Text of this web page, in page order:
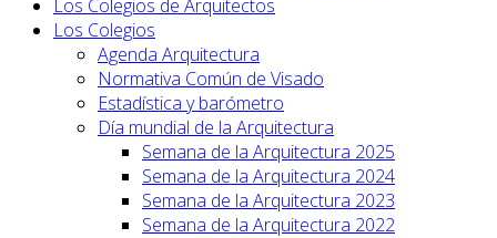
Los Colegios de Arquitectos
Los Colegios
Agenda Arquitectura
Normativa Común de Visado
Estadística y barómetro
Día mundial de la Arquitectura
Semana de la Arquitectura 2025
Semana de la Arquitectura 2024
Semana de la Arquitectura 2023
Semana de la Arquitectura 2022